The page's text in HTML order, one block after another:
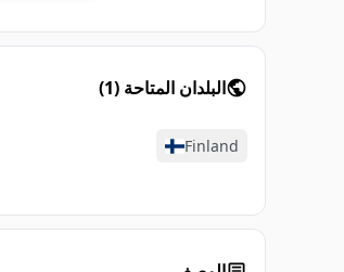
البلدان المتاحة (
1
)
Finland